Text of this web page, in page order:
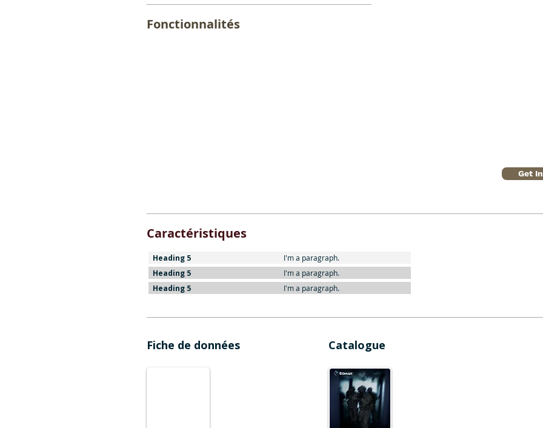
Fonctionnalités
Get
Caractéristiques
Heading 5 I'm a paragraph.
Heading 5 I'm a paragraph.
Heading 5 I'm a paragraph.
Fiche de données Catalogue